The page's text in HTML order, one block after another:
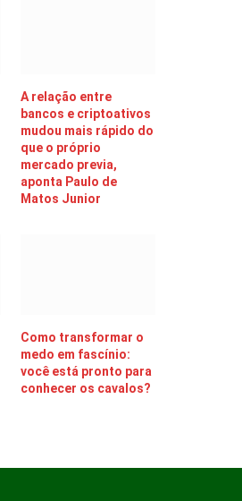
A relação entre
bancos e criptoativos
mudou mais rápido do
que o próprio
mercado previa,
aponta Paulo de
Matos Junior
Como transformar o
medo em fascínio:
você está pronto para
conhecer os cavalos?